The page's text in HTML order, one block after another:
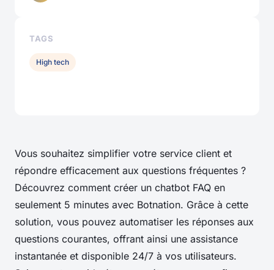
Vous souhaitez simplifier votre service client et
répondre efficacement aux questions fréquentes ?
Découvrez comment créer un chatbot FAQ en
seulement 5 minutes avec Botnation. Grâce à cette
solution, vous pouvez automatiser les réponses aux
questions courantes, offrant ainsi une assistance
instantanée et disponible 24/7 à vos utilisateurs.
TAGS
High tech